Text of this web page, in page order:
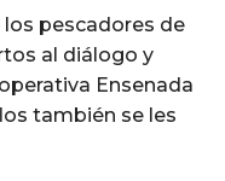
pescadores de
al diálogo y
Ensenada
también se les